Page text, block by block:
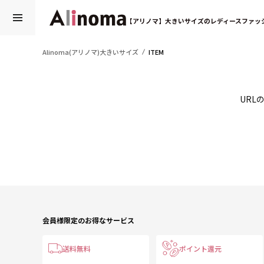
【アリノマ】大きいサイズのレディースファッ
Alinoma(アリノマ)大きいサイズ ITEM
URL
会員様限定のお得なサービス
送料無料 ポイント還元